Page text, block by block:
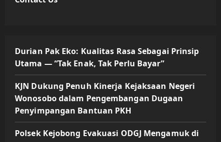
Durian Pak Eko: Kualitas Rasa Sebagai Prinsip
Utama — “Tak Enak, Tak Perlu Bayar”
KJN Dukung Penuh Kinerja Kejaksaan Negeri
Wonosobo dalam Pengembangan Dugaan
Penyimpangan Bantuan PKH
Polsek Kejobong Evakuasi ODGJ Mengamuk di